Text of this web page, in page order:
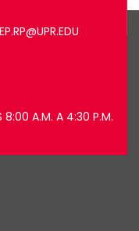
8:00 A.M. A 4:30 P.M.